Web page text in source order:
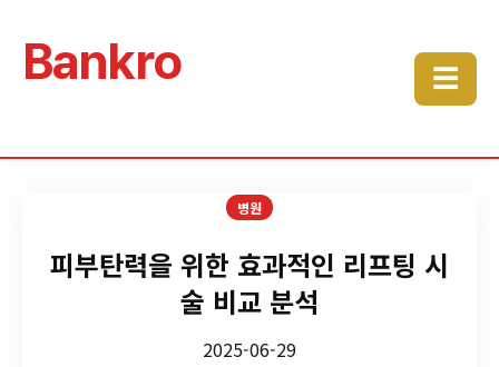
Bankro ☰
병원
피부탄력을 위한 효과적인 리프팅 시
술 비교 분석
2025-06-29